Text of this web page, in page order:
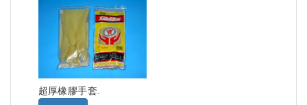
超厚橡膠手套.